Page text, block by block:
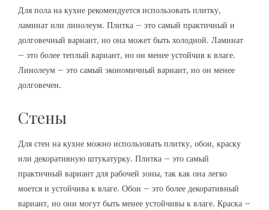
Для пола на кухне рекомендуется использовать плитку,
ламинат или линолеум. Плитка – это самый практичный и
долговечный вариант, но она может быть холодной. Ламинат
– это более теплый вариант, но он менее устойчив к влаге.
Линолеум – это самый экономичный вариант, но он менее
долговечен.
Стены
Для стен на кухне можно использовать плитку, обои, краску
или декоративную штукатурку. Плитка – это самый
практичный вариант для рабочей зоны, так как она легко
моется и устойчива к влаге. Обои – это более декоративный
вариант, но они могут быть менее устойчивы к влаге. Краска –